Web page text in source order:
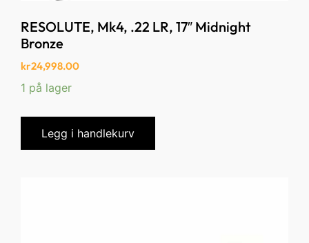
RESOLUTE, Mk4, .22 LR, 17″ Midnight
Bronze
kr24,998.00
1 på lager
Legg i handlekurv